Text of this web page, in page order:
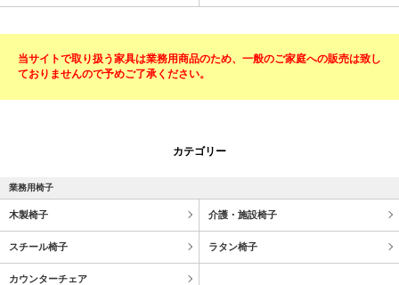
当サイトで取り扱う家具は業務用商品のため、一般のご家庭への販売は致し
ておりませんので予めご了承ください。
カテゴリー
業務用椅子
木製椅子 介護・施設椅子
スチール椅子 ラタン椅子
カウンターチェア